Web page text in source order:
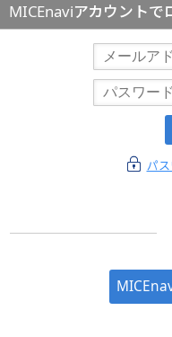
MICEnaviアカウントで
パ